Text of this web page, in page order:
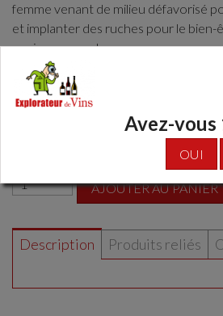
femme venant de milieu défavorisé
et implanter des ruches pour le
environnement.
abricot, citrus, très équilibré - prix
AJOUTER AU PANIER
Description Produits reliés
Avez-vous
OUI